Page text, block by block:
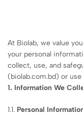
At Biolab, we value
your personal
collect, use, and
(biolab.com.bd) or
1. Information We
1.1. Personal